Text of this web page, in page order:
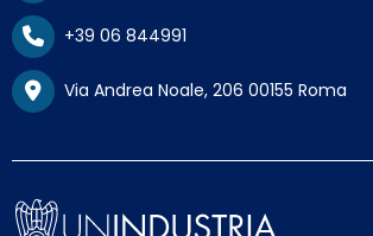
+39 06 844991
Via Andrea Noale, 206 00155 Roma